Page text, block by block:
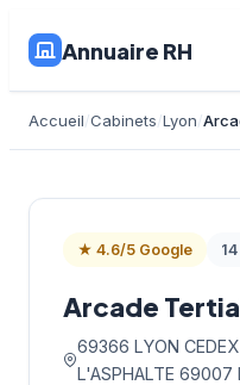
Annuaire RH
Accueil Cabinets Lyon
★ 4.6/5 Google
Arcade
69366 LYON
L'ASPHALTE 69007